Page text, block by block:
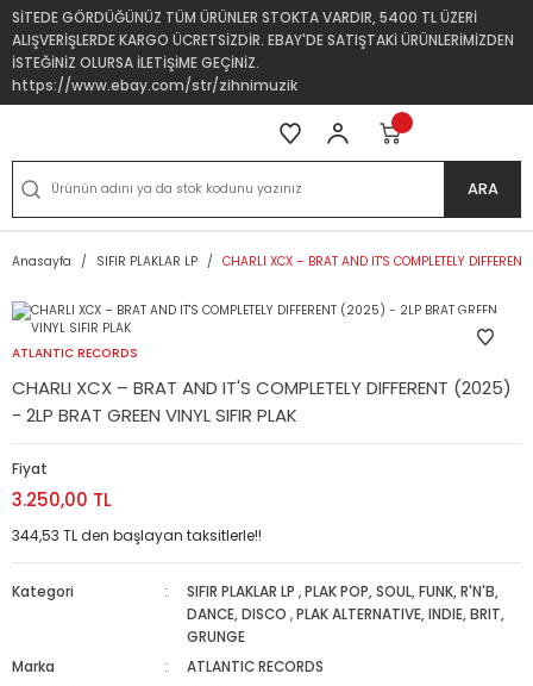
SİTEDE GÖRDÜĞÜNÜZ TÜM ÜRÜNLER STOKTA VARDIR, 5400 TL ÜZERİ
ALIŞVERİŞLERDE KARGO ÜCRETSİZDİR. EBAY'DE SATIŞTAKİ ÜRÜNLERİMİZDEN
İSTEĞİNİZ OLURSA İLETİŞİME GEÇİNİZ.
https://www.ebay.com/str/zihnimuzik
ARA
Anasayfa SIFIR PLAKLAR LP CHARLI XCX – BRAT AND IT'S COMPLETELY
ATLANTIC RECORDS
CHARLI XCX – BRAT AND IT'S COMPLETELY DIFFERENT (2025)
- 2LP BRAT GREEN VINYL SIFIR PLAK
Fiyat
3.250,00 TL
344,53 TL den başlayan taksitlerle!!
Kategori SIFIR PLAKLAR LP ,PLAK POP, SOUL, FUNK, R'N'B,
DANCE, DISCO ,PLAK ALTERNATIVE, INDIE, BRIT,
GRUNGE
Marka
ATLANTIC RECORDS